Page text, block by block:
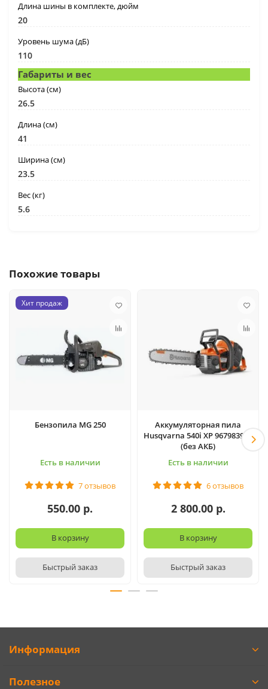
Длина шины в комплекте, дюйм
20
Уровень шума (дБ)
110
Габариты и вес
Высота (cм)
26.5
Длина (cм)
41
Ширина (cм)
23.5
Вес (кг)
5.6
Похожие товары
Хит продаж
Бензопила MG 250
Есть в наличии
7 отзывов
550.00 р.
В корзину
Быстрый заказ
Аккумуляторная пила
Husqvarna 540i XP 967983916
(без АКБ)
Есть в наличии
6 отзывов
2 800.00 р.
В корзину
Быстрый заказ
Информация
Полезное